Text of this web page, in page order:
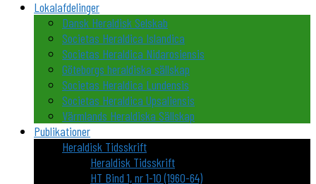
Lokalafdelinger
Dansk Heraldisk Selskab
Societas Heraldica Islandica
Societas Heraldica Nidarosiensis
Göteborgs heraldiska sällskap
Societas Heraldica Lundensis
Societas Heraldica Upsaliensis
Värmlands Heraldiska Sällskap
Publikationer
Heraldisk Tidsskrift
Heraldisk Tidsskrift
HT Bind 1, nr 1-10 (1960-64)